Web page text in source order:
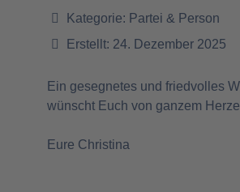
Kategorie: Partei & Person
Erstellt: 24. Dezember 2025
Ein gesegnetes und friedvolles
wünscht Euch von ganzem
Eure Christina